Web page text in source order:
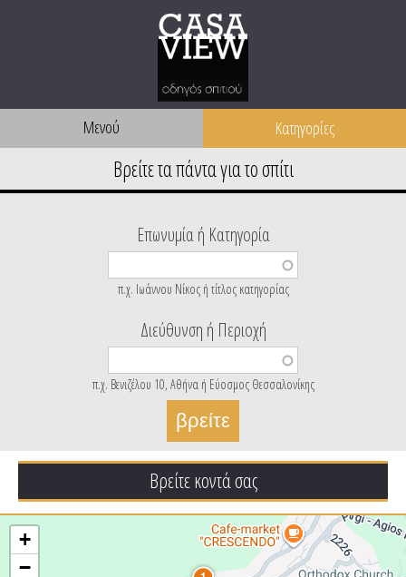
Μενού
Επωνυμία ή Κατηγορία
π.χ. Ιωάννου Νίκος ή τίτλος κατηγορίας
Διεύθυνση ή Περιοχή
π.χ. Βενιζέλου 10, Αθήνα ή Εύοσμος Θεσσαλονίκης
Βρείτε κοντά σας
+
−